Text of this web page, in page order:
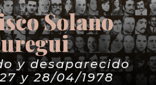
Solano
y desaparecido
y 28/04/1978